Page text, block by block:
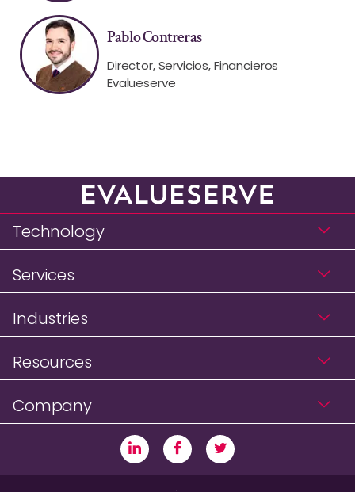
Pablo Contreras
Director, Servicios, Financieros
Evalueserve
Technology
Services
Industries
Resources
Company